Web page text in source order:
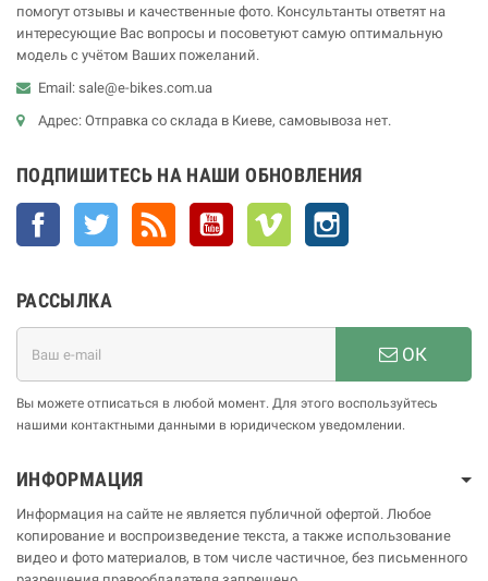
помогут отзывы и качественные фото. Консультанты ответят на
интересующие Вас вопросы и посоветуют самую оптимальную
модель с учётом Ваших пожеланий.
Email: sale@e-bikes.com.ua
Адрес: Отправка со склада в Киеве, самовывоза нет.
ПОДПИШИТЕСЬ НА НАШИ ОБНОВЛЕНИЯ
Facebook Twitter YouTube Vimeo
РАССЫЛКА
ОК
Вы можете отписаться в любой момент. Для этого воспользуйтесь
нашими контактными данными в юридическом уведомлении.
ИНФОРМАЦИЯ
Информация на сайте не является публичной офертой. Любое
копирование и воспроизведение текста, а также использование
видео и фото материалов, в том числе частичное, без письменного